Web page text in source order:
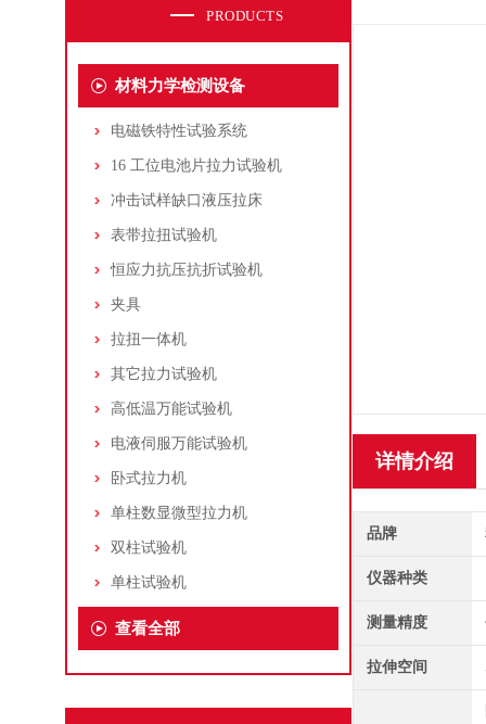
PRODUCTS
材料力学检测设备
电磁铁特性试验系统
16 工位电池片拉力试验机
冲击试样缺口液压拉床
表带拉扭试验机
恒应力抗压抗折试验机
夹具
拉扭一体机
其它拉力试验机
高低温万能试验机
电液伺服万能试验机
卧式拉力机
单柱数显微型拉力机
双柱试验机
单柱试验机
查看全部
详情介绍
品牌
仪器种类
测量精度
拉伸空间